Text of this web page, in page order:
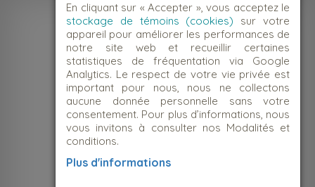
NOUS JOINDRE
En cliquant sur « Accepter », vous acceptez le
stockage de témoins (cookies) sur votre
appareil pour améliorer les performances de
notre site web et recueillir certaines
statistiques de fréquentation via Google
Analytics. Le respect de votre vie privée est
important pour nous, nous ne collectons
aucune donnée personnelle sans votre
consentement. Pour plus d’informations, nous
vous invitons à consulter nos Modalités et
conditions.
Plus d'informations